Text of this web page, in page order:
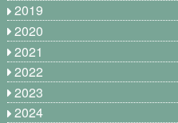
2019
2020
2021
2022
2023
2024